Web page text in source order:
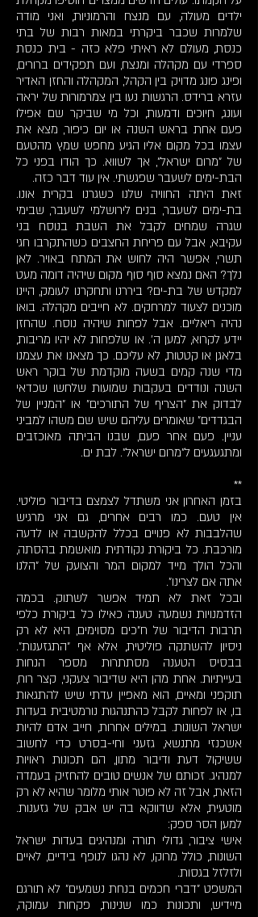
ילדים מעולה, עם מנצח והרמוניות, ואני מודה
שלמרות שכבר ביקרתי במאות רבות של בתי
כנסת, מעולם לא ראיתי פלא כזה - בית כנסת
ספרדי עם מקהלה ומנצח, ועם תפקידים ברורים,
ופינג פונג מדויק בין הקהל, המקהלה והחזן האדיר
עזרא ברידס. הרגשות נעו בין צמרמורות של יראה
ועונג, חיוכים ודמעות, וכל מי שביקר שם אפילו
פעם אחת בראש השנה או יום כיפור, מצא את
עצמו בכל מקום אליו הגיע מחפש שמץ מהטעם
של "מרום ישראל", אך לשווא. כך הודו בפני כל
הבת-ימים לשעבר שפגשתי. אין עוד דבר כזה.
זאת היתה החוויה שלנו כשגרנו בקרית אונו.
בת-ימים לשעבר, בנים לירושלמי לשעבר, שבימי
שגרה שמחים לקבל את השבת בנוסח בני
עקיבא, אבל עם פריחת החצבים כשהתקרבו חגי
תשרי, אפשר היה לחוש את המתח באויר. לאן
נלך? האם נמצא סוף סוף מקום שיהיה דומה מעט
למקדש של בת-ים? ביררנו ותחקרנו לעומק, היינו
מוכנים לצעוד למרחקים. לא חייבים מקהלה. בואו
נהיה ריאליים. אבל לפחות שיהיה נוסח. שהחזן
יידע לקרוא, למען ה'. או שלפחות לא יהיו מריבות,
בלאגן או קטטות, לא עליכם. כך מצאנו את עצמנו
מדי שנה קמים בשעה מוקדמת של בוקר ראש
השנה ונודדים בעקבות שמועות שלחשו שכדאי
לבדוק את "הצריף של התורכים" או "המניין של
הבגדדים" שאומרים עליהם שיש שם משהו למביני
עניין. פעם אחר פעם, שבנו הביתה מאוכזבים
ומתגעגעים ל"מרום ישראל". לבת ים.
**
בזמן האחרון אני משתדל לצמצם בדיבור פוליטי.
אין טעם. כמו רבים אחרים, גם אני מרגיש
שהלבבות לא פנויים בכלל להקשבה או לדעה
מורכבת. כל ביקורת נקודתית מואשמת בהסתה,
והכל הולך מייד למקום המר והצועק של "הלנו
אתה אם לצרינו".
ובכל זאת לא תמיד אפשר לשתוק. בכמה
הזדמנויות נשמעה טענה כאילו כל ביקורת כלפי
תרבות הדיבור של ח"כים מסוימים, היא לא רק
ניסיון להשתקה פוליטית, אלא אף "התגזענות".
בבסיס הטענה מסתתרות מספר הנחות
בעייתיות. אחת מהן היא שדיבור צעקני, קצר רוח,
תוקפני ומאיים, הוא מאפיין עדתי שיש להתגאות
בו, או לפחות לקבל כהתנהגות נורמטיבית בעדות
ישראל השונות. במילים אחרות, חייב אדם להיות
אשכנזי מתנשא, גזעני וחי-בסרט כדי לחשוב
ששיקול דעת ודיבור מתון, הם תכונות ראויות
למנהיג. זכותם של אנשים טובים להחזיק בעמדה
הזאת, אבל זה לא פוטר אותי מלומר שהיא לא רק
מוטעית, אלא שדווקא בה יש אבק של גזענות.
למען הסר ספק:
אישי ציבור, גדולי תורה ומנהיגים בעדות ישראל
השונות, כולל מרוקו, לא נהגו לנופף בידיים, לאיים
ולזלזל בגסות.
המשפט "דברי חכמים בנחת נשמעים" לא תורגם
מיידיש, ותכונות כמו שנינות, פקחות עמוקה,